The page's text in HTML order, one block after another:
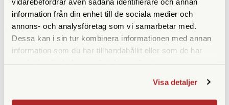
information från din enhet till de sociala medier och
annons- och analysföretag som vi samarbetar med.
Dessa kan i sin tur kombinera informationen med annan
information som du har tillhandahållit eller som de har
Visa detaljer
LIKNANDE PRODUKTER